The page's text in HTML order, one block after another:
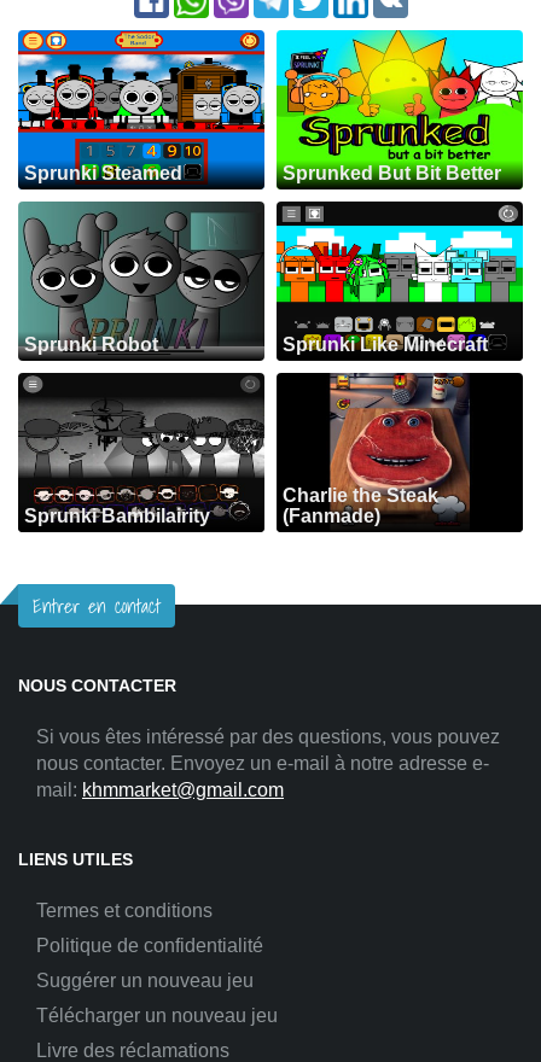
Sprunki Steamed Sprunked But Bit Better
Sprunki Robot Sprunki Like Minecraft
Sprunki Bambilairity
Charlie the Steak
(Fanmade)
Entrer en contact
NOUS CONTACTER
Si vous êtes intéressé par des questions, vous pouvez
nous contacter. Envoyez un e-mail à notre adresse e-
mail: khmmarket@gmail.com
LIENS UTILES
Termes et conditions
Politique de confidentialité
Suggérer un nouveau jeu
Télécharger un nouveau jeu
Livre des réclamations